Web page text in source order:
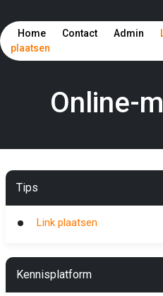
Home Contact Admin
plaatsen
Online-
Tips
Link plaatsen
Kennisplatform